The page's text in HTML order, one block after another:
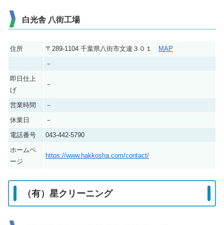
白光舎 八街工場
住所 〒289-1104 千葉県八街市文違３０１ MAP
－
即日仕上
げ
－
営業時間
－
休業日
－
電話番号
043-442-5790
ホームペ
ージ
https://www.hakkosha.com/contact/
（有）星クリーニング